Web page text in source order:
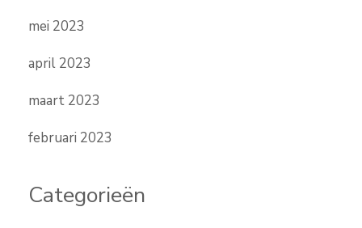
mei 2023
april 2023
maart 2023
februari 2023
Categorieën